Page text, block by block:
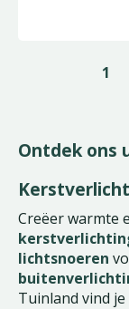
1
Ontdek ons
Creëer warmte
lichtsnoeren
Tuinland vind